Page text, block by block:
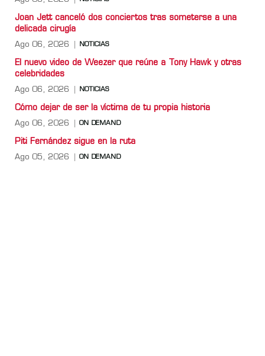
Joan Jett canceló dos conciertos tras someterse a una
delicada cirugía
Ago 06, 2026 NOTICIAS
El nuevo video de Weezer que reúne a Tony Hawk y otras
celebridades
Ago 06, 2026 NOTICIAS
Cómo dejar de ser la víctima de tu propia historia
Ago 06, 2026 ON DEMAND
Piti Fernández sigue en la ruta
Ago 05, 2026 ON DEMAND